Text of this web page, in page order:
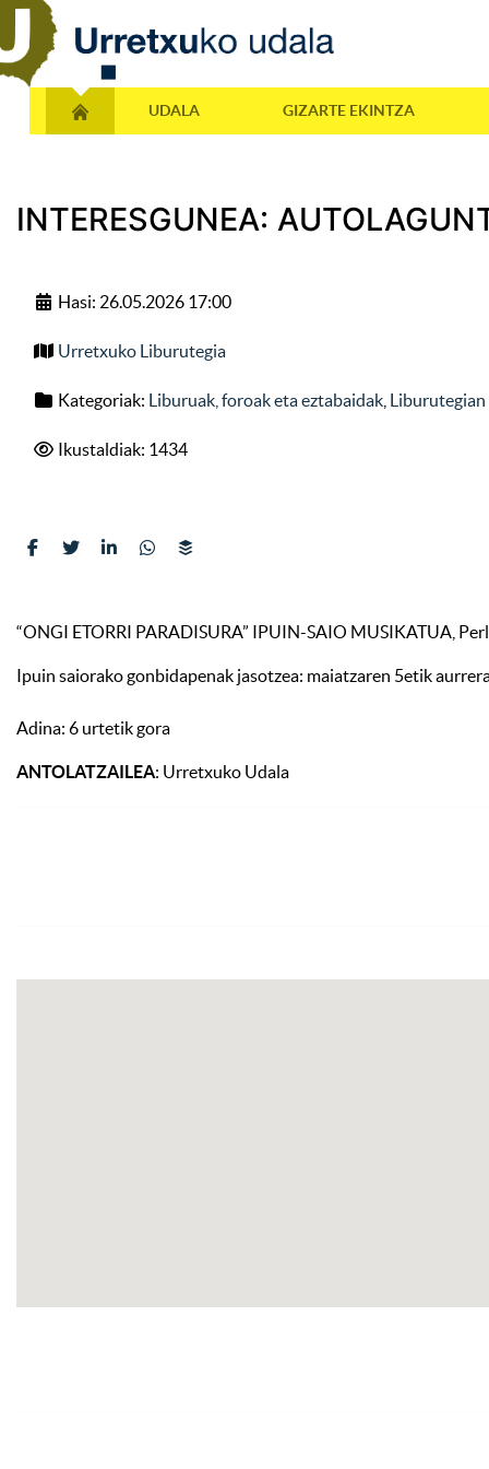
UDALA GIZARTE EKINTZA
INTERESGUNEA:
Hasi: 26.05.2026 17:00
Urretxuko Liburutegia
Kategoriak: Liburuak, foroak eta eztabaidak
Ikustaldiak: 1434
“ONGI ETORRI PARADISURA” IPUIN-SAIO MUSIKATUA,
Ipuin saiorako gonbidapenak jasotzea: maiatzaren 5etik
Adina: 6 urtetik gora
ANTOLATZAILEA: Urretxuko Udala